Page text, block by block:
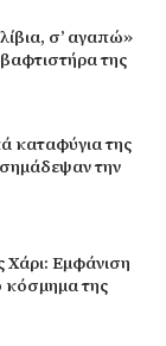
σ’ αγαπώ»
της
καταφύγια της
την
Εμφάνιση
κόσμημα της